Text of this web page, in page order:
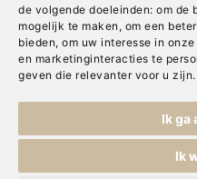
de volgende doeleinden: om de
mogelijk te maken , om een
bieden, om uw interesse in
en marketinginteracties te
geven die relevanter voor u zijn.
Ik ga
Ik
Cookies